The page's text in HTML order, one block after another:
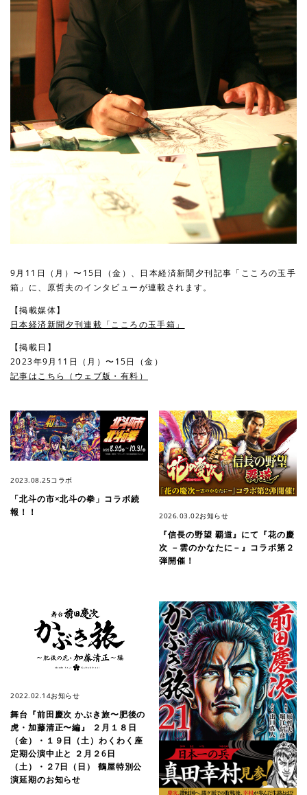
9月11日（月）〜15日（金）、日本経済新聞夕刊記事「こころの玉手
箱」に、原哲夫のインタビューが連載されます。
【掲載媒体】
日本経済新聞夕刊連載「こころの玉手箱」
【掲載日】
2023年9月11日（月）〜15日（金）
記事はこちら（ウェブ版・有料）
2023.08.25コラボ
「北斗の市×北斗の拳」コラボ続
報！！
2026.03.02お知らせ
『信長の野望 覇道』にて『花の慶
次 －雲のかなたに－』コラボ第２
弾開催！
2022.02.14お知らせ
舞台『前田慶次 かぶき旅〜肥後の
虎・加藤清正〜編』 ２月１８日
（金）・１９日（土）わくわく座
定期公演中止と ２月２6日
（土）・２7日（日） 鶴屋特別公
演延期のお知らせ